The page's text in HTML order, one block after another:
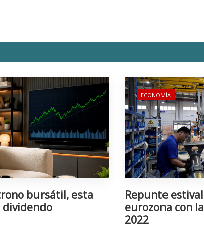
bursátil, esta
dividendo
ECONOMÍA
Repunte
eurozona con
2022